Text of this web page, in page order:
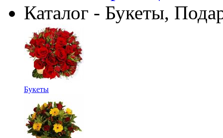
Каталог - Букеты,
Букеты